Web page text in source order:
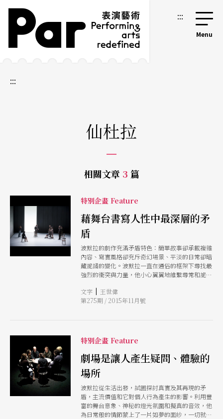
跳到主要內容區塊
網站導覽 :::
:::
仙杜拉
相關文章 3 篇
特別企畫 Feature
藉舞台書寫人性中最深層的矛
盾
波默拉的劇作充滿矛盾特色：簡單故事卻承載複雜
內容、寫實風格卻充斥奇幻場景、平淡的日常卻暗
藏詭譎的變化。波默拉一直在通俗的框架下尋找最
強烈的衝突與力量，他小心翼翼地維繫尋常和詭異
辯證個人與群體之間的關係。他的作品就像一面稜
鏡，反射出現實多元、矛盾的面相，他追求的真實
文字 | 王世偉
第275期 / 2015年11月號
特別企畫 Feature
劇場是讓人產生疑問、體驗的
場所
波默拉從生活出發，試圖探討真實及其再現的矛
盾，主流價值和它對個人行為產生的影響。利用豐
富的舞台意象、神秘的燈光氛圍和擬真的音效，他
為日常般的情節蒙上了一片如夢的面紗，一切就像